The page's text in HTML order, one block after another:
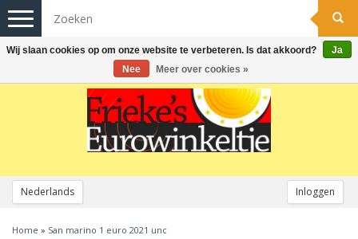
Nederlands Inloggen
Toggle
navigation
Home » San marino 1 euro 2021 unc
Wij slaan cookies op om onze website te verbeteren. Is dat akkoord?
Ja
Nee
Meer over cookies »